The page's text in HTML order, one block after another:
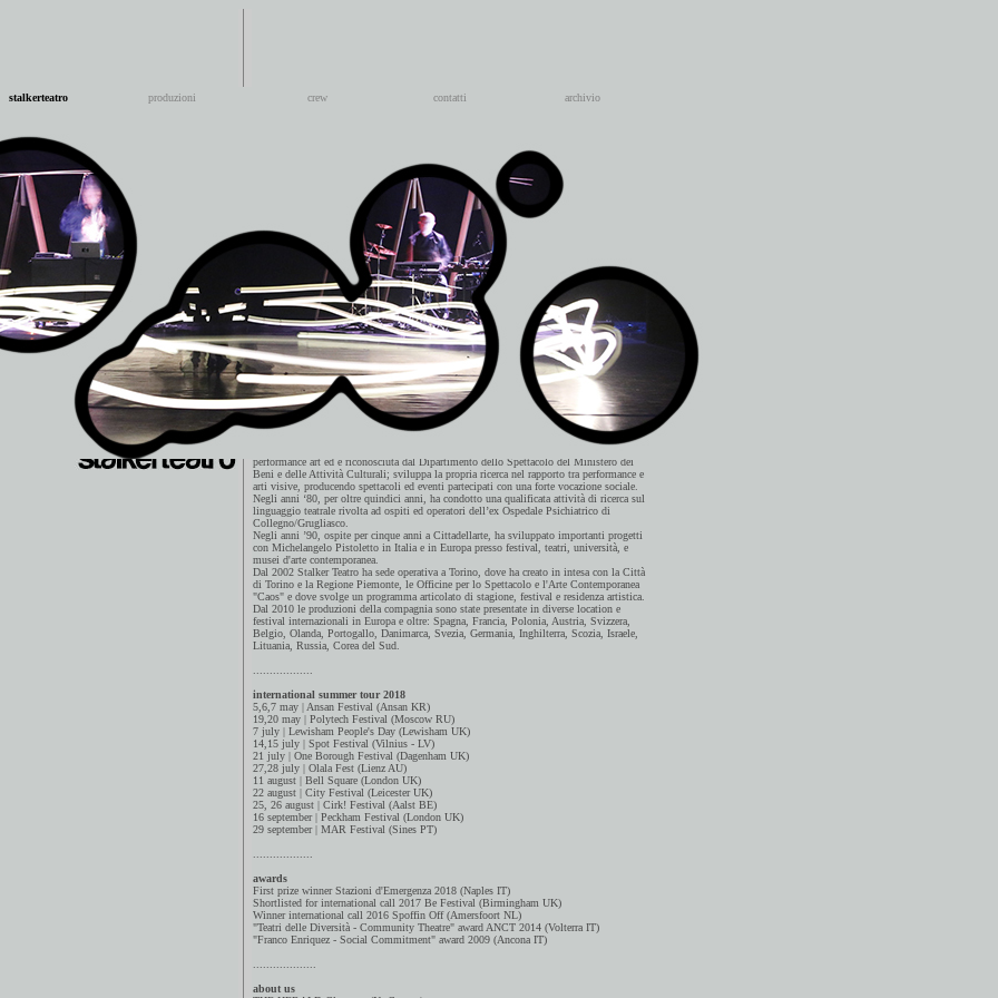
stalkerteatro produzioni crew contatti archivio
La compagnia Stalker Teatro è attiva professionalmente dagli anni '70 nel campo della
performance art ed è riconosciuta dal Dipartimento dello Spettacolo del Ministero dei
Beni e delle Attività Culturali; sviluppa la propria ricerca nel rapporto tra performance e
arti visive, producendo spettacoli ed eventi partecipati con una forte vocazione sociale.
Negli anni ‘80, per oltre quindici anni, ha condotto una qualificata attività di ricerca sul
linguaggio teatrale rivolta ad ospiti ed operatori dell’ex Ospedale Psichiatrico di
Collegno/Grugliasco.
Negli anni ’90, ospite per cinque anni a Cittadellarte, ha sviluppato importanti progetti
con Michelangelo Pistoletto in Italia e in Europa presso festival, teatri, università, e
musei d'arte contemporanea.
Dal 2002 Stalker Teatro ha sede operativa a Torino, dove ha creato in intesa con la Città
di Torino e la Regione Piemonte, le Officine per lo Spettacolo e l'Arte Contemporanea
"Caos" e dove svolge un programma articolato di stagione, festival e residenza artistica.
Dal 2010 le produzioni della compagnia sono state presentate in diverse location e
festival internazionali in Europa e oltre: Spagna, Francia, Polonia, Austria, Svizzera,
Belgio, Olanda, Portogallo, Danimarca, Svezia, Germania, Inghilterra, Scozia, Israele,
Lituania, Russia, Corea del Sud.
international summer tour 2018
5,6,7 may | Ansan Festival (Ansan KR)
19,20 may | Polytech Festival (Moscow RU)
7 july | Lewisham People's Day (Lewisham UK)
14,15 july | Spot Festival (Vilnius - LV)
21 july | One Borough Festival (Dagenham UK)
27,28 july | Olala Fest (Lienz AU)
11 august | Bell Square (London UK)
22 august | City Festival (Leicester UK)
25, 26 august | Cirk! Festival (Aalst BE)
16 september | Peckham Festival (London UK)
29 september | MAR Festival (Sines PT)
awards
First prize winner Stazioni d'Emergenza 2018 (Naples IT)
Shortlisted for international call 2017 Be Festival (Birmingham UK)
Winner international call 2016 Spoffin Off (Amersfoort NL)
"Teatri delle Diversità - Community Theatre" award ANCT 2014 (Volterra IT)
"Franco Enriquez - Social Commitment" award 2009 (Ancona IT)
about us